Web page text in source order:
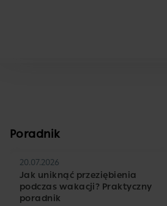
Poradnik
20.07.2026
Jak uniknąć przeziębienia
podczas wakacji? Praktyczny
poradnik